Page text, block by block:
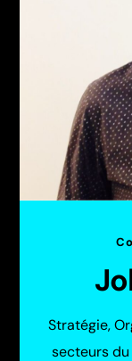
Stratégie,
secteurs